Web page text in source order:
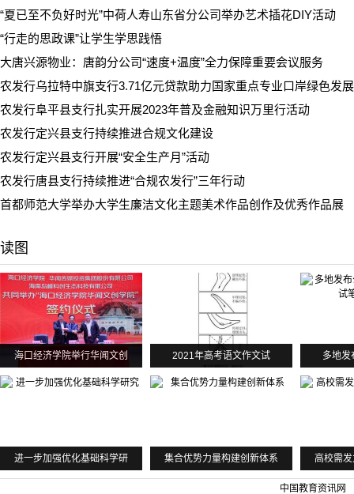
“夏已至不负好时光”中荷人寿山东省分公司举办艺术插花DIY活动
“行走的思政课”让学生学思践悟
大唐兴源物业：唐韵分公司“速度+温度”全力保障重要会议服务
农发行乌拉特中旗支行3.71亿元贷款助力国家重点专业口岸绿色发展
农发行阜平县支行扎实开展2023年普及金融知识万里行活动
农发行定兴县支行持续推进合规文化建设
农发行定兴县支行开展“安全生产月”活动
农发行唐县支行持续推进“合规农发行”三年行动
首都师范大学举办大学生廉洁文化主题美术作品创作及优秀作品展
读图
海口经济学院举行华闻文创 2021年高考语文作文试 多地发
进一步加强优化基础科学研 集合优势力量构建创新体系 高校需
中国教育资讯网